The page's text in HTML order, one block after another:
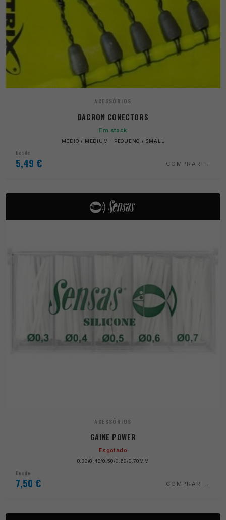
ACESSÓRIOS
DACRON CONECTORS
Em stock
MÉDIO / MEDIUM · PEQUENO / SMALL
Desde
5,49 € COMPRAR
ACESSÓRIOS
GAINE POWER
Esgotado
0.30/0.40/0.50/0.60/0.70MM
Desde
7,50 € COMPRAR